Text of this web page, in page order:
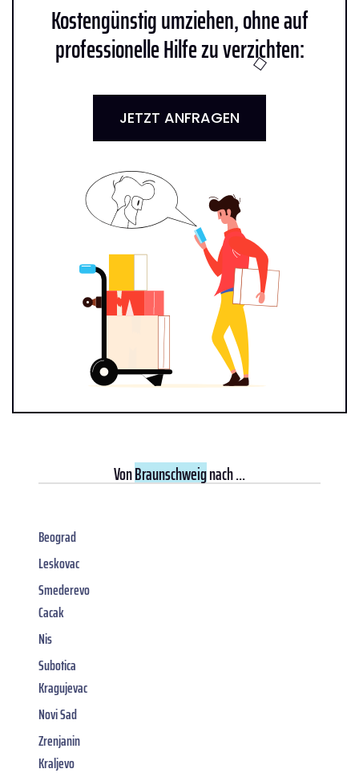
Kostengünstig umziehen, ohne auf
professionelle Hilfe zu verzichten:
JETZT ANFRAGEN
VonBraunschweignach ...
Beograd
Leskovac
Smederevo
Cacak
Nis
Subotica
Kragujevac
Novi Sad
Zrenjanin
Kraljevo